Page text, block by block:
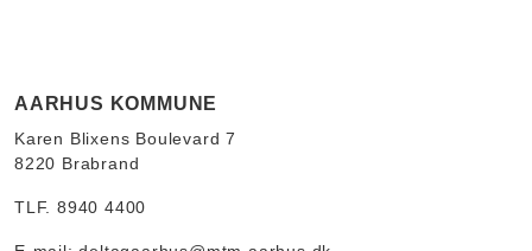
AARHUS KOMMUNE
Karen Blixens Boulevard 7
8220 Brabrand
TLF. 8940 4400